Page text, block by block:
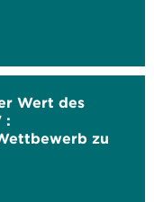
Wert des
:
zu